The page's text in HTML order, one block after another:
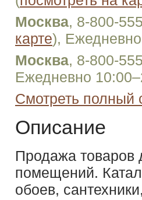
Москва, 8-800-
карте),
Москва, 8-800-
Ежедневно
Смотреть полный
Описание
Продажа товаров
помещений.
обоев,